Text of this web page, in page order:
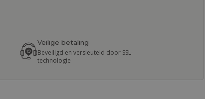
Veilige betaling
Beveiligd en versleuteld door SSL-
technologie